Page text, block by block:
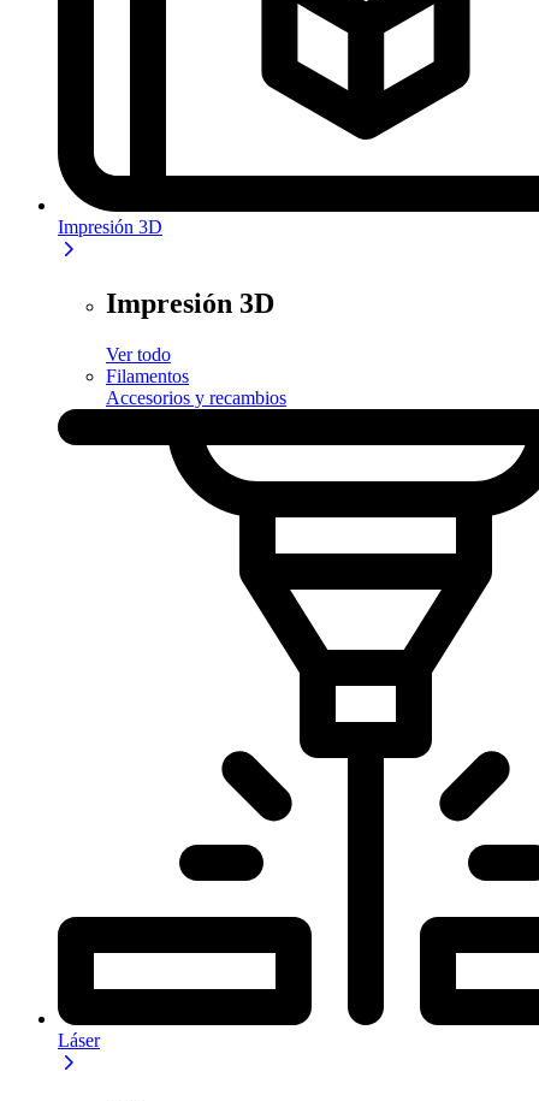
Impresión 3D
Impresión 3D
Ver todo
Filamentos
Accesorios y recambios
Láser